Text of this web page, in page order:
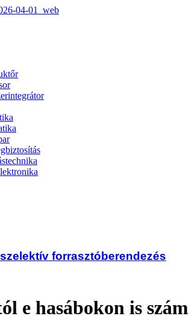
forrasztóberendezés
e hasábokon is